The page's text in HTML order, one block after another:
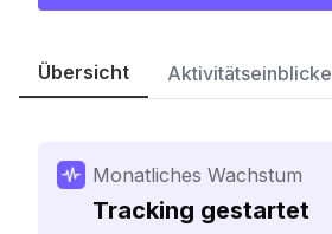
Übersicht Aktivitätseinblicke
Monatliches Wachstum
Tracking gestartet